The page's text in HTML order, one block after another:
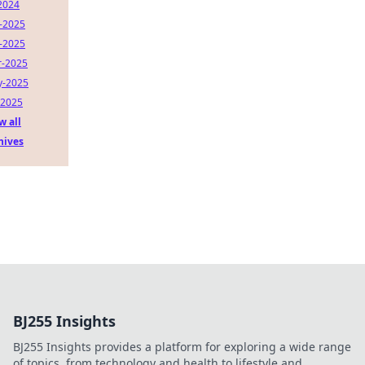
2025
2025
2025
all
BJ255 Insights
BJ255 Insights provides a platform for exploring a wide range